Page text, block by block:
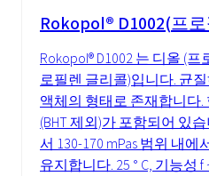
Rokopol® D1002(프
Rokopol® D1002 는 디올 (프
로필렌 글리콜)입니다. 균
액체의 형태로 존재합니다.
(BHT 제외)가 포함되어 있
서 130-170 mPas 범위 내에
유지합니다. 25 ° C, 기능성 f